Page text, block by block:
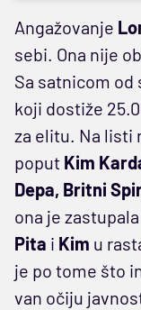
Angažovanje
sebi. Ona nije
Sa satnicom od
koji dostiže
za elitu. Na listi
poput Kim
Depa, Britni
ona je zastupala
Pita i Kim u
je po tome što
van očiju